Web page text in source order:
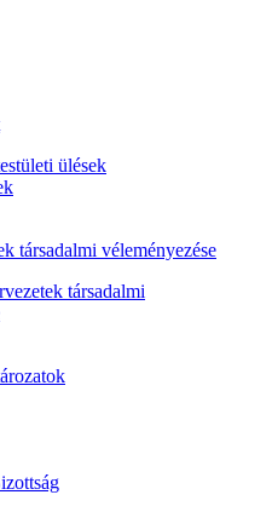
ülések
társadalmi véleményezése
társadalmi